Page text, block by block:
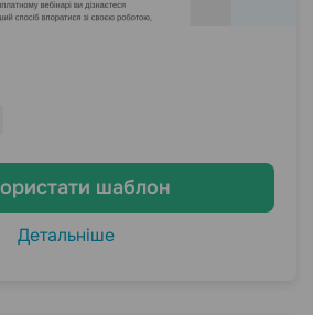
шаблон
Детальніше